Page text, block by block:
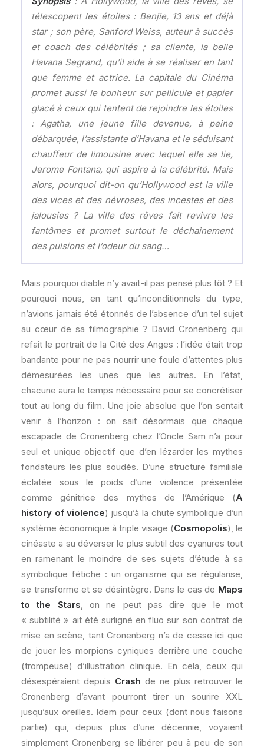
télescopent les étoiles : Benjie, 13 ans et déjà
star ; son père, Sanford Weiss, auteur à succès
et coach des célébrités ; sa cliente, la belle
Havana Segrand, qu’il aide à se réaliser en tant
que femme et actrice. La capitale du Cinéma
promet aussi le bonheur sur pellicule et papier
glacé à ceux qui tentent de rejoindre les étoiles
: Agatha, une jeune fille devenue, à peine
débarquée, l’assistante d’Havana et le séduisant
chauffeur de limousine avec lequel elle se lie,
Jerome Fontana, qui aspire à la célébrité. Mais
alors, pourquoi dit-on qu’Hollywood est la ville
des vices et des névroses, des incestes et des
jalousies ? La ville des rêves fait revivre les
fantômes et promet surtout le déchainement
des pulsions et l’odeur du sang…
Mais pourquoi diable n’y avait-il pas pensé plus tôt ? Et
pourquoi nous, en tant qu’inconditionnels du type,
n’avions jamais été étonnés de l’absence d’un tel sujet
au cœur de sa filmographie ? David Cronenberg qui
refait le portrait de la Cité des Anges : l’idée était trop
bandante pour ne pas nourrir une foule d’attentes plus
démesurées les unes que les autres. En l’état,
chacune aura le temps nécessaire pour se concrétiser
tout au long du film. Une joie absolue que l’on sentait
venir à l’horizon : on sait désormais que chaque
escapade de Cronenberg chez l’Oncle Sam n’a pour
seul et unique objectif que d’en lézarder les mythes
fondateurs les plus soudés. D’une structure familiale
éclatée sous le poids d’une violence présentée
comme génitrice des mythes de l’Amérique (A
history of violence) jusqu’à la chute symbolique d’un
système économique à triple visage (Cosmopolis), le
cinéaste a su déverser le plus subtil des cyanures tout
en ramenant le moindre de ses sujets d’étude à sa
symbolique fétiche : un organisme qui se régularise,
se transforme et se désintègre. Dans le cas de Maps
to the Stars, on ne peut pas dire que le mot
« subtilité » ait été surligné en fluo sur son contrat de
mise en scène, tant Cronenberg n’a de cesse ici que
de jouer les morpions cyniques derrière une couche
(trompeuse) d’illustration clinique. En cela, ceux qui
désespéraient depuis Crash de ne plus retrouver le
Cronenberg d’avant pourront tirer un sourire XXL
jusqu’aux oreilles. Idem pour ceux (dont nous faisons
partie) qui, depuis plus d’une décennie, voyaient
simplement Cronenberg se libérer peu à peu de son